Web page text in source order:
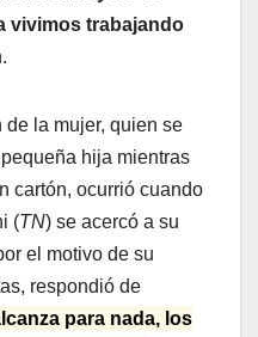
vivimos trabajando
la mujer, quien se
hija mientras
cartón, ocurrió cuando
(TN) se acercó a su
el motivo de su
respondió de
para nada, los